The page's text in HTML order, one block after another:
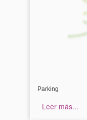
Parking
Leer más...